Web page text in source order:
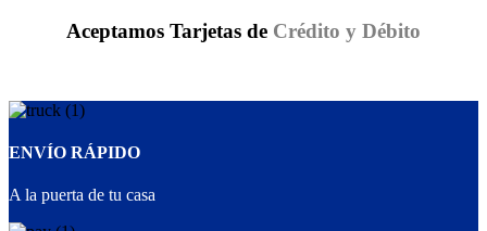
Aceptamos Tarjetas de Crédito y Débito
ENVÍO RÁPIDO
A la puerta de tu casa